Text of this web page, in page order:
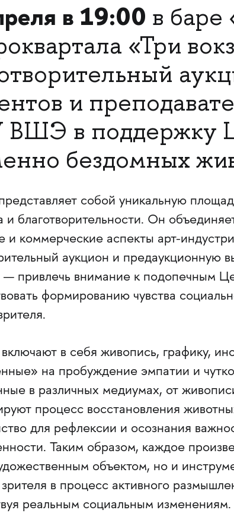
в 19:00 в баре
«Три
и
в поддержку
бездомных
собой уникальную
и благотворительности. Он
и коммерческие аспекты арт-
аукцион и предаукционную
— привлечь внимание к подопечным
формированию чувства
в себя живопись, графику,
на пробуждение эмпатии и
в различных медиумах, от
процесс восстановления
для рефлексии и осознания
Таким образом, каждое
объектом, но и
зрителя в процесс активного
реальным социальным изменениям.